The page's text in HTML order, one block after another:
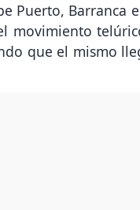
Puerto, Barranca
movimiento
que el mismo